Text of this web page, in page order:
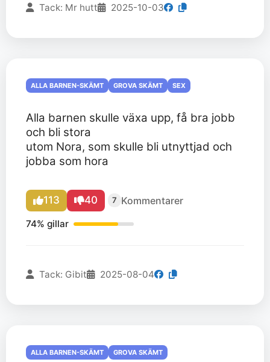
Tack: Mr hutt 2025-10-03
ALLA BARNEN-SKÄMT GROVA SKÄMT SEX
Alla barnen skulle växa upp, få bra jobb
och bli stora
utom Nora, som skulle bli utnyttjad och
jobba som hora
113 40 7 Kommentarer
74% gillar
Tack: Gibit 2025-08-04
ALLA BARNEN-SKÄMT GROVA SKÄMT